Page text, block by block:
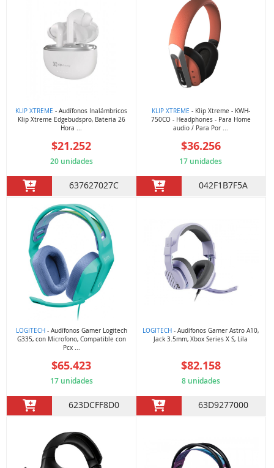
KLIP XTREME - Audífonos Inalámbricos
Klip Xtreme Edgebudspro, Bateria 26
Hora ...
$21.252
20 unidades
637627027C
KLIP XTREME - Klip Xtreme - KWH-
750CO - Headphones - Para Home
audio / Para Por ...
$36.256
17 unidades
042F1B7F5A
LOGITECH- Audífonos Gamer Logitech
G335, con Microfono, Compatible con
Pcx ...
$65.423
17 unidades
623DCFF8D0
LOGITECH - Audífonos Gamer Astro A10,
Jack 3.5mm, Xbox Series X S, Lila
$82.158
8 unidades
63D9277000